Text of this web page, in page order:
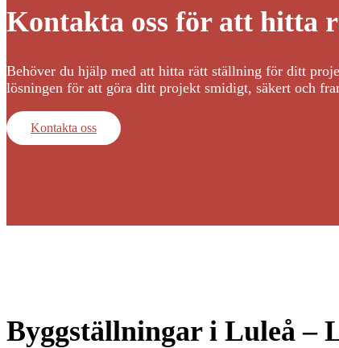
Kontakta oss för att hitta
Behöver du hjälp med att hitta rätt ställning för ditt
lösningen för att göra ditt projekt smidigt, säkert och
Kontakta oss
Byggställningar i Luleå –